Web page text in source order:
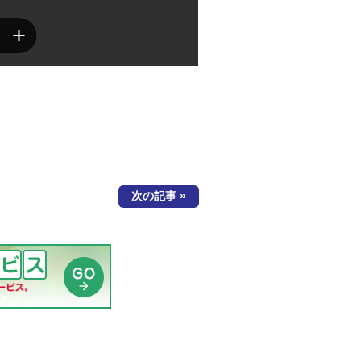
次の記事 »